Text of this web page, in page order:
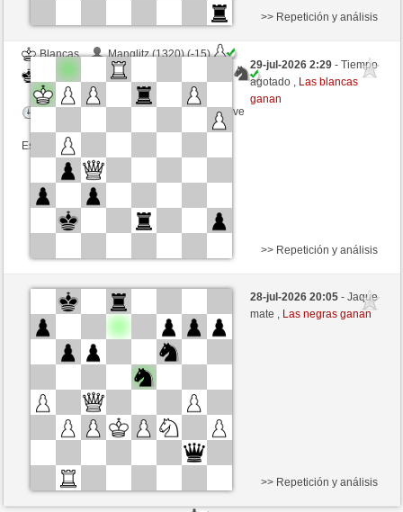
Blancas
Manglitz (1320) (-15)
Negras
Rpe2_1968 (1329) (+15)
Tiempo: 3 minutes/side + 8 seconds/move
Esta partida es por puntos
>> Repetición y análisis
29-jul-2026 2:29- Tiempo
agotado , Las blancas
ganan
Blancas
Xxspxx (1283) (+19)
Negras
Rpe2_1968 (1348) (-19)
Tiempo: 2 minutes/side + 0 seconds/move
Esta partida es por puntos
>> Repetición y análisis
28-jul-2026 20:05- Jaque
mate , Las negras ganan
>> Repetición y análisis